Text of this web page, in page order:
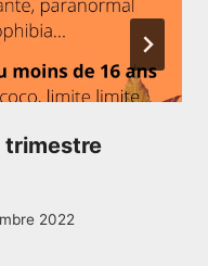
trimestre
2022